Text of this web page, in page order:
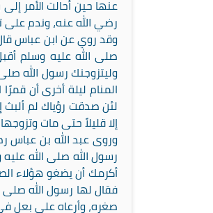
عنها حين أحالت الأمر
رضي الله عنه، وندم
وقد روي عن ابن عباس
صلى الله عليه وسلم
وليتزوجنك رسول الله
المنام ليلة أخرى أن
لئن صدقت رؤياك لم
إلا قليلاً حتى مات
وروى عبد الله بن عباس
رسول الله صلى الله
أكرمك أن يضغو هؤلاء
فقال لها رسول الله صلى
صغره، وأرعاه على بعل